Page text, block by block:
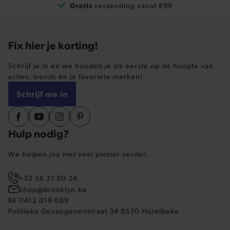
Gratis verzending vanaf €99
Fix hier je korting!
Schrijf je in en we houden je als eerste op de hoogte van
acties, trends en je favoriete merken!
Schrijf me in
Hulp nodig?
We helpen jou met veel plezier verder.
+32 56 21 80 24
shop@brooklyn.be
BE 0412 018 089
Politieke Gevangenenstraat 34 8530 Harelbeke
Basis cookies Analytische
Targeting
De strikt noodzakelijke cookies verbeteren jouw
smulervaring op de site en zorgen ervoor dat de
analytische en functionele cookies vullen hun
buikjes algemene bezoekersinformatie, maar
niet jouw identiteit.
Naam
product-added-modal
selected-val
pickupStoreVal